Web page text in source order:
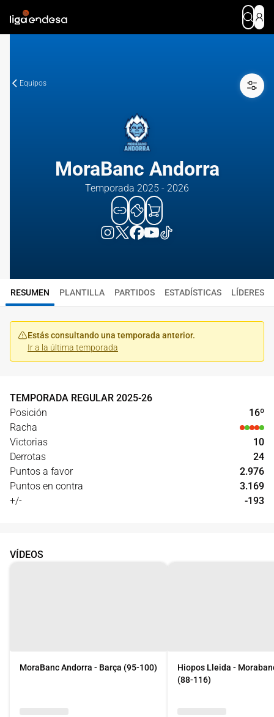
Equipos
MoraBanc Andorra
Temporada 2025 - 2026
RESUMEN PLANTILLA PARTIDOS ESTADÍSTICAS LÍDERES
Estás consultando una temporada anterior.
Ir a la última temporada
TEMPORADA REGULAR 2025-26
Posición
16º
Racha
Victorias
10
Derrotas
24
Puntos a favor
2.976
Puntos en contra
3.169
+/-
-193
VÍDEOS
MoraBanc Andorra - Barça (95-100)
Hiopos Lleida -
(88-116)